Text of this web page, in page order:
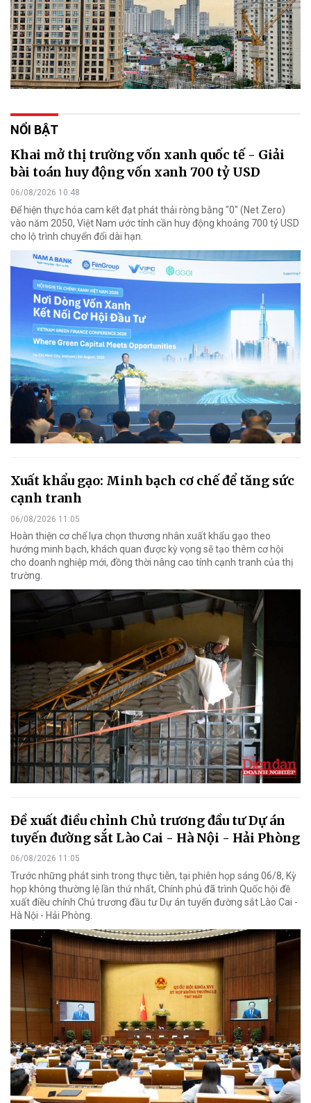
NỔI BẬT
Khai mở thị trường vốn xanh quốc tế - Giải
bài toán huy động vốn xanh 700 tỷ USD
06/08/2026 10:48
Để hiện thực hóa cam kết đạt phát thải ròng bằng "0" (Net Zero)
vào năm 2050, Việt Nam ước tính cần huy động khoảng 700 tỷ USD
cho lộ trình chuyển đổi dài hạn.
Xuất khẩu gạo: Minh bạch cơ chế để tăng sức
cạnh tranh
06/08/2026 11:05
Hoàn thiện cơ chế lựa chọn thương nhân xuất khẩu gạo theo
hướng minh bạch, khách quan được kỳ vọng sẽ tạo thêm cơ hội
cho doanh nghiệp mới, đồng thời nâng cao tính cạnh tranh của thị
trường.
Đề xuất điều chỉnh Chủ trương đầu tư Dự án
tuyến đường sắt Lào Cai - Hà Nội - Hải Phòng
06/08/2026 11:05
Trước những phát sinh trong thực tiễn, tại phiên họp sáng 06/8, Kỳ
họp không thường lệ lần thứ nhất, Chính phủ đã trình Quốc hội đề
xuất điều chỉnh Chủ trương đầu tư Dự án tuyến đường sắt Lào Cai -
Hà Nội - Hải Phòng.